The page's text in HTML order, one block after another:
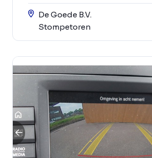
De Goede B.V.
Stompetoren